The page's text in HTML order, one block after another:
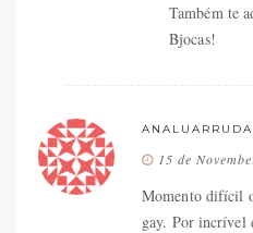
Também te
Bjocas!
ANALUARRUDA
15 de
Momento difícil
gay. Por incrível